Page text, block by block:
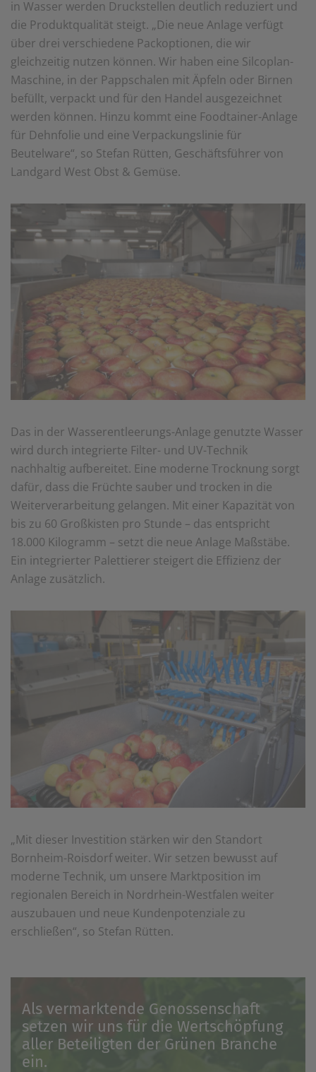
einem erneuten Besuch der Seite schnell wieder zur
Verfügung stellen.
Marketing
Wir verwenden Cookies für Personalisierung, um Ihnen
Inhalte anzuzeigen, die relevanter für Sie sind. So
können wir Ihnen beispielweise Angebote präsentieren,
die genau auf Ihr bisheriges Suchverhalten
zugeschnitten sind.
in Wasser werden Druckstellen deutlich reduziert und
die Produktqualität steigt. „Die neue Anlage verfügt
über drei verschiedene Packoptionen, die wir
gleichzeitig nutzen können. Wir haben eine Silcoplan-
Maschine, in der Pappschalen mit Äpfeln oder Birnen
befüllt, verpackt und für den Handel ausgezeichnet
werden können. Hinzu kommt eine Foodtainer-Anlage
für Dehnfolie und eine Verpackungslinie für
Beutelware“, so Stefan Rütten, Geschäftsführer von
Landgard West Obst & Gemüse.
Das in der Wasserentleerungs-Anlage genutzte Wasser
wird durch integrierte Filter- und UV-Technik
nachhaltig aufbereitet. Eine moderne Trocknung sorgt
dafür, dass die Früchte sauber und trocken in die
Weiterverarbeitung gelangen. Mit einer Kapazität von
bis zu 60 Großkisten pro Stunde – das entspricht
18.000 Kilogramm – setzt die neue Anlage Maßstäbe.
Ein integrierter Palettierer steigert die Effizienz der
Anlage zusätzlich.
„Mit dieser Investition stärken wir den Standort
Bornheim-Roisdorf weiter. Wir setzen bewusst auf
moderne Technik, um unsere Marktposition im
regionalen Bereich in Nordrhein-Westfalen weiter
auszubauen und neue Kundenpotenziale zu
erschließen“, so Stefan Rütten.
Als vermarktende Genossenschaft
setzen wir uns für die Wertschöpfung
aller Beteiligten der Grünen Branche
ein.